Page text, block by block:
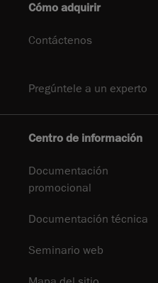
Cómo adquirir
Contáctenos
Pregúntele a un experto
Centro de información
Documentación
promocional
Documentación técnica
Seminario web